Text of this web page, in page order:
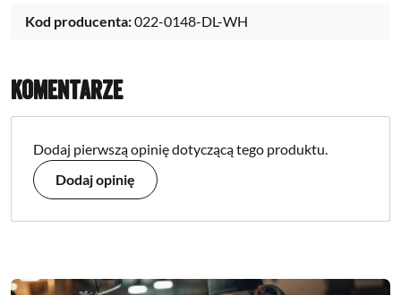
Kod producenta:022-0148-DL-WH
Komentarze
Dodaj pierwszą opinię dotyczącą tego produktu.
Dodaj opinię